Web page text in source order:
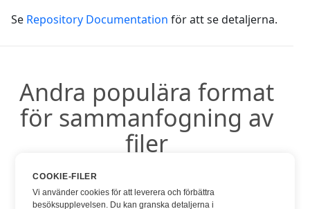
Se Repository Documentation för att se detaljerna.
Andra populära format
för sammanfogning av
filer
Du kan använda andra populära format:
COOKIE-FILER
Vi använder cookies för att leverera och förbättra
besöksupplevelsen. Du kan granska detaljerna i